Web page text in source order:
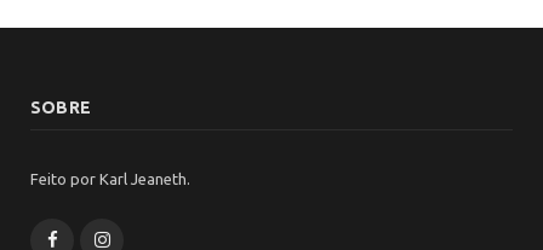
SOBRE
Feito por Karl Jeaneth.
FacebookInstagram